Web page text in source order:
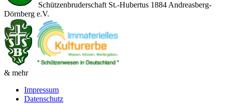
Schützenbruderschaft St.-Hubertus 1884 Andreasberg-
Dörnberg e.V.
& mehr
Impressum
Datenschutz